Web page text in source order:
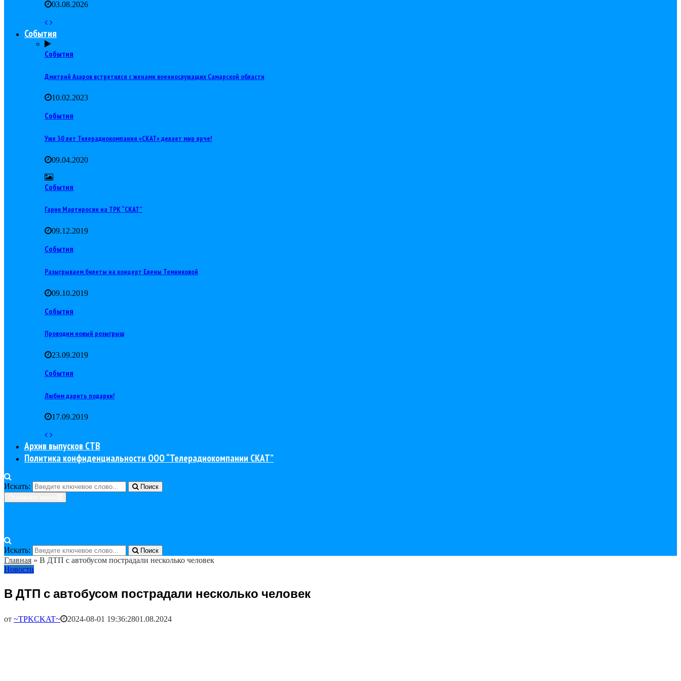
03.08.2026
События
События
Дмитрий Азаров встретился с женами военнослужащих Самарской области
10.02.2023
События
Уже 30 лет Телерадиокомпания «СКАТ» делает мир ярче!
09.04.2020
События
Гарик Мартиросян на ТРК “СКАТ”
09.12.2019
События
Разыгрываем билеты на концерт Елены Темниковой
09.10.2019
События
Проводим новый розыгрыш
23.09.2019
События
Любим дарить подарки!
17.09.2019
Архив выпусков СТВ
Политика конфиденциальности ООО “Телерадиокомпании СКАТ”
Искать:
Поиск
Искать: Поиск
Главная » В ДТП с автобусом пострадали несколько человек
Новости
В ДТП с автобусом пострадали несколько человек
от ~TPKCKAT~ 2024-08-01 19:36:2801.08.2024